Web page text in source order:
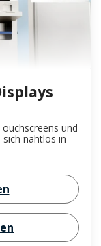
und
nahtlos in